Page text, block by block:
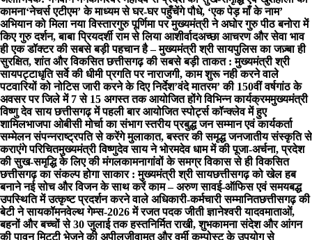
कामना‘नेचर्स एटीएम’ के माध्यम से घर-घर पहुँचेंगे पौधे, ‘एक पेड़ माँ के नाम’
अभियान को मिला नया विस्तारगुरु पूर्णिमा पर मुख्यमंत्री ने अघोर गुरु पीठ बनोरा में
किए गुरु दर्शन, बाबा प्रियदर्शी राम से लिया आशीर्वादअच्छा आचरण और सेवा भाव
ही एक डॉक्टर की सबसे बड़ी पहचान है – मुख्यमंत्री श्री सायपुलिस का जज़्बा ही
सुरक्षित, शांत और विकसित छत्तीसगढ़ की सबसे बड़ी ताकत : मुख्यमंत्री श्री
सायपट्टाधृति सर्वे की धीमी प्रगति पर नाराजगी, काम शुरू नही करने वाले
पटवारियों को नोटिस जारी करने के दिए निर्देश’वंदे मातरम’ की 150वीं वर्षगांठ के
अवसर पर जिले में 7 से 15 अगस्त तक आयोजित होंगे विभिन्न कार्यक्रममुख्यमंत्री
विष्णु देव साय छत्तीसगढ़ में पहली बार आयोजित स्पोर्ट्स कॉन्क्लेव में हुए
शामिलभाजपा ओबीसी मोर्चा का संभाग स्तरीय प्रबुद्ध जन सम्मान एवं कार्यकर्ता
सम्मेलन संपन्नराष्ट्रपति से करेंगे मुलाकात, बस्तर की समृद्ध जनजातीय संस्कृति से
कराएंगे परिचितमुख्यमंत्री विष्णुदेव साय ने भोरमदेव धाम में की पूजा-अर्चना, प्रदेश
की सुख-समृद्धि के लिए की मंगलकामनागांवों के समग्र विकास से ही विकसित
छत्तीसगढ़ का संकल्प होगा साकार : मुख्यमंत्री श्री सायछत्तीसगढ़ को खेल हब
बनाने नई सोच और विजन के साथ करें काम – अरुण सावई-ऑफिस एवं समयबद्ध
उपस्थिति में उत्कृष्ट प्रदर्शन करने वाले अधिकारी-कर्मचारी सम्मानितछत्तीसगढ़ की
बेटी ने सायकॉमनवेल्थ गेम्स-2026 में रजत पदक जीती ज्ञानेश्वरी यादवमाताओं,
बहनों और बच्चों से 30 जुलाई तक हस्तनिर्मित राखी, शुभकामना संदेश और आंगन
की पावन मिट्टी भेजने की अपीलजीवामृत और वर्मी कम्पोस्ट के उपयोग से